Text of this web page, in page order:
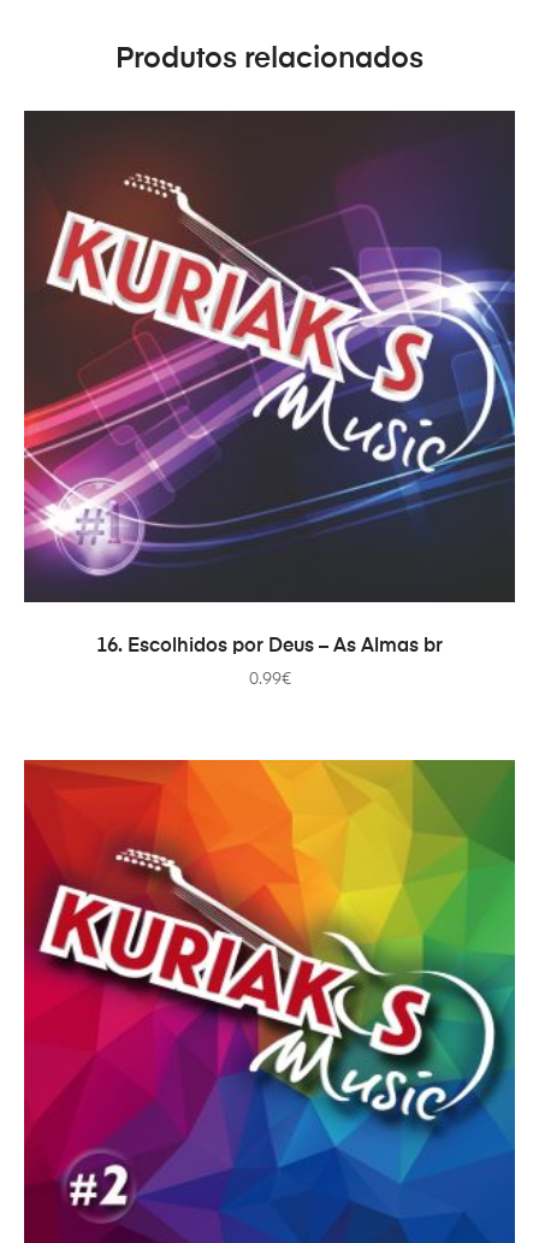
Produtos relacionados
COMPRAR
16. Escolhidos por Deus – As Almas br
0.99€